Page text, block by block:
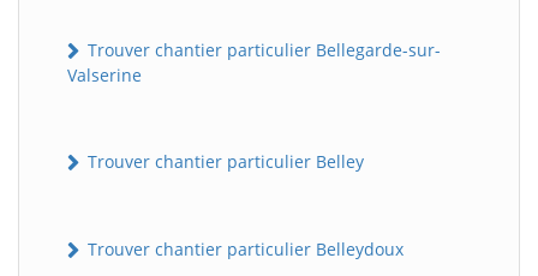
Trouver chantier particulier Bellegarde-sur-
Valserine
Trouver chantier particulier Belley
Trouver chantier particulier Belleydoux